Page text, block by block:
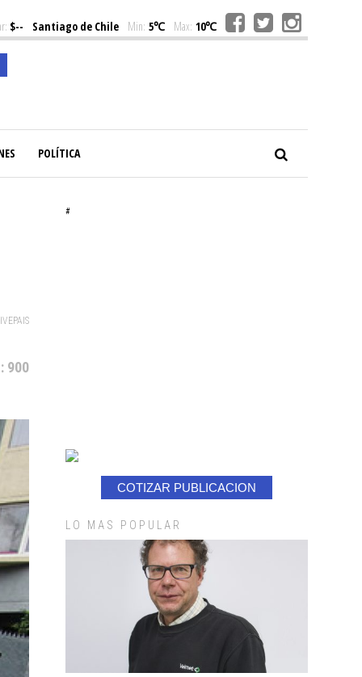
$-- Santiago de Chile Min: 5℃ Max: 10℃
POLÍTICA
900
#
COTIZAR PUBLICACION
LO MAS POPULAR